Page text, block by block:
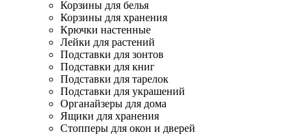
Корзины для белья
Корзины для хранения
Крючки настенные
Лейки для растений
Подставки для зонтов
Подставки для книг
Подставки для тарелок
Подставки для украшений
Органайзеры для дома
Ящики для хранения
Стопперы для окон и дверей